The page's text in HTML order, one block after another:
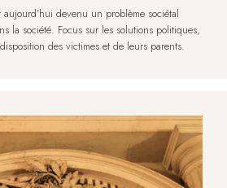
aujourd’hui devenu un problème sociétal
la société. Focus sur les solutions politiques,
des victimes et de leurs parents.